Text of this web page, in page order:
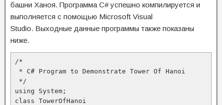
башни Ханоя. Программа C# успешно компилируется и
выполняется с помощью Microsoft Visual
Studio. Выходные данные программы также показаны
ниже.
/*
* C# Program to Demonstrate Tower Of Hanoi
*/
using System;
class TowerOfHanoi